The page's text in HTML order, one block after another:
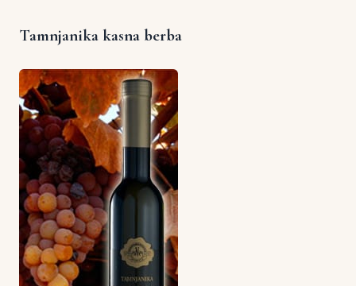
Tamnjanika kasna berba